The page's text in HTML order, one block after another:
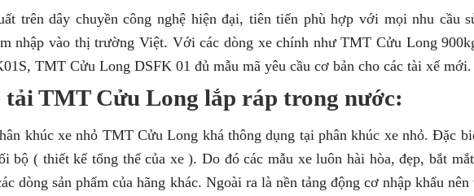
trên dây chuyền công nghệ hiện đại, tiên tiến phù hợp với mọi nhu cầu
nhập vào thị trường Việt. Với các dòng xe chính như TMT Cửu Long
TMT Cửu Long DSFK 01 đủ mẫu mã yêu cầu cơ bản cho các tài xế mới.
tải TMT Cửu Long lắp ráp trong nước:
khúc xe nhỏ TMT Cửu Long khá thông dụng tại phân khúc xe nhỏ. Đặc
bộ ( thiết kế tổng thể của xe ). Do đó các mẫu xe luôn hài hòa, đẹp, bắt
dòng sản phẩm của hãng khác. Ngoài ra là nền tảng động cơ nhập khẩu